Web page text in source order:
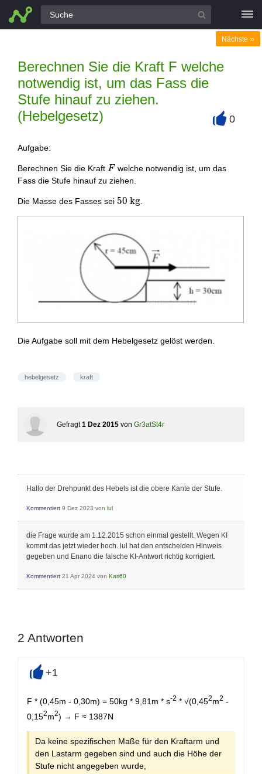
Alle Fragen
Berechnen Sie die Kraft F welche
notwendig ist, um das Fass die
Stufe hinauf zu ziehen.
(Hebelgesetz)
Nächste »
0
Aufgabe:
Berechnen Sie die Kraft F
F welche notwendig ist, um das
Fass die Stufe hinauf zu ziehen.
Die Masse des Fasses sei 50
\mathrm{~kg}
50 kg
Die Aufgabe soll mit dem Hebelgesetz gelöst werden.
hebelgesetz kraft
Gefragt 1 Dez 2015 von Gr3atSt4r
Hallo der Drehpunkt des Hebels ist die obere Kante der Stufe.
Kommentiert 9 Dez 2023 von lul
die Frage wurde am 1.12.2015 schon einmal gestellt. Wegen KI
kommt das jetzt wieder hoch. lul hat den entscheiden Hinweis
gegeben und Enano die falsche KI-Antwort richtig korrigiert.
Kommentiert 21 Apr 2024 von Karl60
2 Antworten
+1
F * (0,45m - 0,30m) = 50kg * 9,81m * s-2 * √(0,452m2 -
0,152m2) → F ≈ 1387N
Da keine spezifischen Maße für den Kraftarm und
den Lastarm gegeben sind und auch die Höhe der
Stufe nicht angegeben wurde,